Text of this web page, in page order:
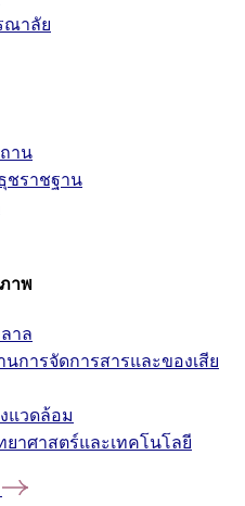
ณาลัย
าน
ราชฐาน
าพ
าล
การจัดการสารและของเสีย
แวดล้อม
ยาศาสตร์และเทคโนโลยี